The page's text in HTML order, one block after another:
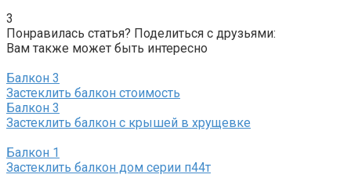
3
Понравилась статья? Поделиться с друзьями:
Вам также может быть интересно
Балкон 3
Застеклить балкон стоимость
Балкон 3
Застеклить балкон с крышей в хрущевке
Балкон 1
Застеклить балкон дом серии п44т